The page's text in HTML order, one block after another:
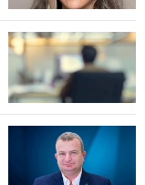
טלוויזיה
עסקי
ספורט
קריירה
ולימודים